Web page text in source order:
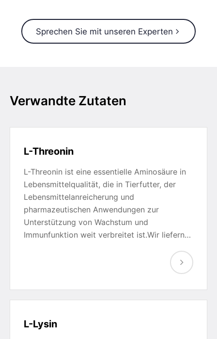
Sprechen Sie mit unseren Experten
Verwandte Zutaten
L-Threonin
L-Threonin ist eine essentielle Aminosäure in
Lebensmittelqualität, die in Tierfutter, der
Lebensmittelanreicherung und
pharmazeutischen Anwendungen zur
Unterstützung von Wachstum und
Immunfunktion weit verbreitet ist.Wir liefern…
L-Lysin